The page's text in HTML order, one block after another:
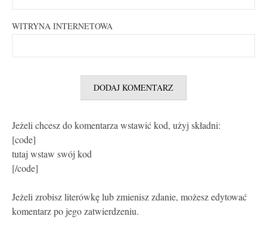
WITRYNA INTERNETOWA
Jeżeli chcesz do komentarza wstawić kod, użyj składni:
[code]
tutaj wstaw swój kod
[/code]
Jeżeli zrobisz literówkę lub zmienisz zdanie, możesz edytować
komentarz po jego zatwierdzeniu.